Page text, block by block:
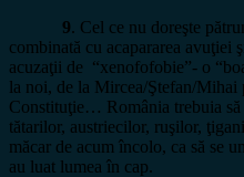
9. Cel ce nu doreşte
combinată cu acapararea avuţiei
acuzaţii de “xenofofobie”- o
la noi, de la Mircea/Ştefan/
Constituţie… România trebuia
tătarilor, austriecilor, ruşilor,
măcar de acum încolo, ca să se
au luat lumea în cap.